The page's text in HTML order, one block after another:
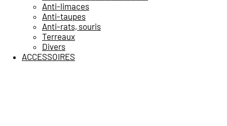
Anti-limaces
Anti-taupes
Anti-rats, souris
Terreaux
Divers
ACCESSOIRES